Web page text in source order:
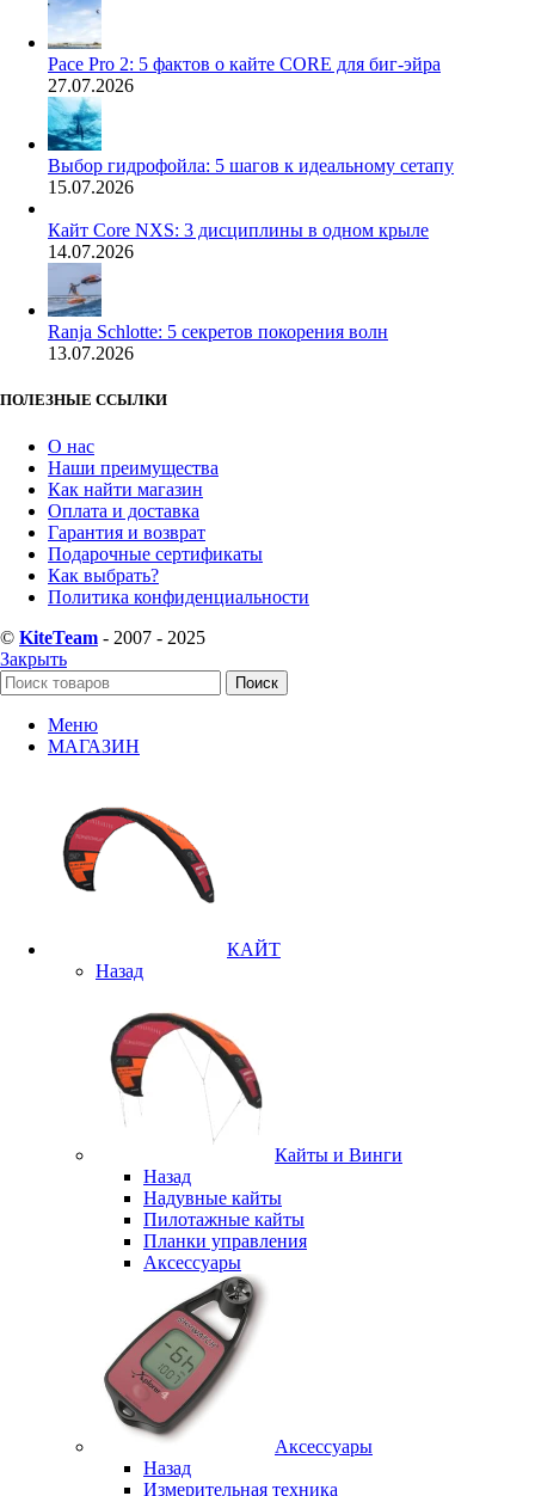
Pace Pro 2: 5 фактов о кайте CORE для биг-эйра
27.07.2026
Выбор гидрофойла: 5 шагов к идеальному сетапу
15.07.2026
Кайт Core NXS: 3 дисциплины в одном крыле
14.07.2026
Ranja Schlotte: 5 секретов покорения волн
13.07.2026
ПОЛЕЗНЫЕ ССЫЛКИ
О нас
Наши преимущества
Как найти магазин
Оплата и доставка
Гарантия и возврат
Подарочные сертификаты
Как выбрать?
Политика конфиденциальности
© KiteTeam - 2007 - 2025
Закрыть
Поиск
Меню
МАГАЗИН
КАЙТ
Назад
Кайты и Винги
Назад
Надувные кайты
Пилотажные кайты
Планки управления
Аксессуары
Аксессуары
Назад
Измерительная техника